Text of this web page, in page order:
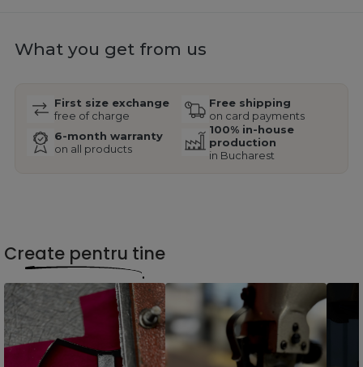
What you get from us
First size exchange
free of charge
Free shipping
on card payments
6-month warranty
on all products
100% in-house
production
in Bucharest
Create pentru tine